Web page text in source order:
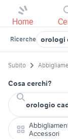
Home
Ricerche orologi
Subito
Cosa cerchi?
Accessori